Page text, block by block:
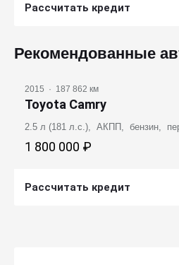
Рассчитать кредит
Рекомендованные
2015 · 187 862 км
Toyota Camry
2.5 л (181 л.с.), АКПП, бензин,
1 800 000 ₽
Рассчитать кредит